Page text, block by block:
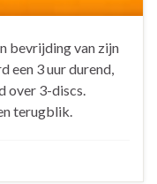
bevrijding van zijn
een 3 uur durend,
over 3-discs.
terugblik.